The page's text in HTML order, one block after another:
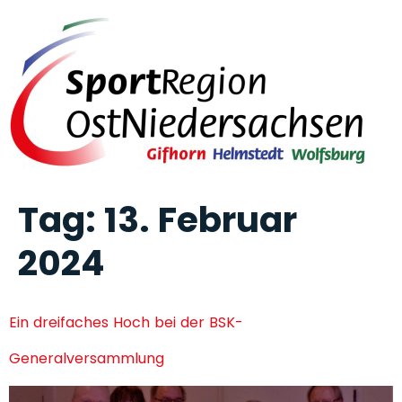
Tag: 13. Februar
2024
Ein dreifaches Hoch bei der BSK-
Generalversammlung